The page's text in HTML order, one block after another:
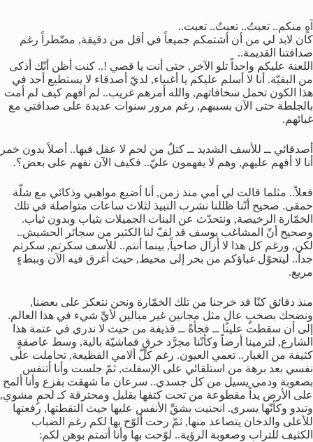
آهٍ منكم.. تعبتُ.. تعبتُ.. تعبت..
كان لابد لي من أن أشتمكم جميعاً في أقل من دقيقة, مضّطراً رغم
صداقتنا القديمة..
اللعنة عليكم واحداً تلو الآخر, حتى أنت يا قصي !.. كنت أظن أنّك أذكى
من البقيّة. أنا لا أسلم عليكم يا أغبياء, لديّ أصدقاء لا يستطيع أحد في
هذا الكون تحمل سخافاتهم, والله أمرهم غريب.. لم أفهم كيف لم أمت
بالجلطة حتى الآن بسببهم, رغم مرور سنوات عديدة على صداقتي مع
غبائهم.
أصدقائي ــ للأسف الشديد ــ كتلٌ من لحم لا عقل فيها.. أصلاً بدون خمر
أنا لا أفهم عليهم, وهم لا يفهمون عليّ.. فكيف الآن نفهم على بعض؟.
فعلاً.. مثلما قالت لي أمي منذ زمن, أنا أضيع مواهبي وذكائي مع شلّة
حمقى. صحيح أنّنا ظللنا نشرب النبيذ لثلاث ساعات متواصلة في تلك
الخمّارة الرخيصة, ونتحدّث عن البنات الجميلات بثياب وبدون ثياب.
وصحيح أنّ المشاغب يوسف قد لفّ لنا الكثير من سجائر الحشيش..
لكن, ورغم كل هذا لا أزال صاحياً, بينما أنتم.. للأسف سكرتم, سكرتم
جداً.. ليتحوّل غباؤكم من بحر إلى محيط, حيث أغرق فيه الآن وببطءٍ
مريع.
منذ دقائق كنّا قد خرجنا من تلك الخمّارة ونحن نتعكز على بعضنا,
ونضحك بصخبٍ عالٍ مثل مجانين غير مبالين لأيِّ شيء في هذا العالم.
إلى أن سقطت علينا ــ فجأةً ــ قذيفة من حيث لا ندري في عتمة هذا
الشارع, لترمينا أرضاً وكأنّنا مجرَّد خرقٍ قماشيّة بالية, وسط عاصفةٍ
كثيفة من الغبار.. تعمي العيون. رغم كلّ ألامي الفظيعة, تحاملت على
نفسي بعد برهة من استلقائي على الإسفلت, ثمّ جلست وأنا أتنفس
بصعوبة ودمي يسيل من كل جسدي.. سرعان ما شهقت بفزع وأنا ألمح
على الأرض يداً مقطوعة من تحت كتفها بقليل ومحترقة كـ لحمٍ مشوي,
وتبدو وكأنّها يسرى. انحنيت بشقِّ الأنفس عليها حيث التقطتها, رفعتها
للأعلى والدخان يتصاعد منها, ثمّ رحت ألوّح بها لكم رغم الضباب
الكثيف للتراب وصعوبة الرؤية.. لوّحت بها وأنا أتمتم بوهن لكم: